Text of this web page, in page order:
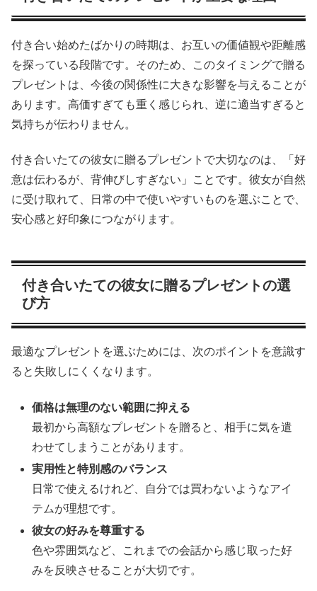
付き合い始めたばかりの時期は、お互いの価値観や距離感
を探っている段階です。そのため、このタイミングで贈る
プレゼントは、今後の関係性に大きな影響を与えることが
あります。高価すぎても重く感じられ、逆に適当すぎると
気持ちが伝わりません。
付き合いたての彼女に贈るプレゼントで大切なのは、「好
意は伝わるが、背伸びしすぎない」ことです。彼女が自然
に受け取れて、日常の中で使いやすいものを選ぶことで、
安心感と好印象につながります。
付き合いたての彼女に贈るプレゼントの選
び方
最適なプレゼントを選ぶためには、次のポイントを意識す
ると失敗しにくくなります。
価格は無理のない範囲に抑える
最初から高額なプレゼントを贈ると、相手に気を遣
わせてしまうことがあります。
実用性と特別感のバランス
日常で使えるけれど、自分では買わないようなアイ
テムが理想です。
彼女の好みを尊重する
色や雰囲気など、これまでの会話から感じ取った好
みを反映させることが大切です。